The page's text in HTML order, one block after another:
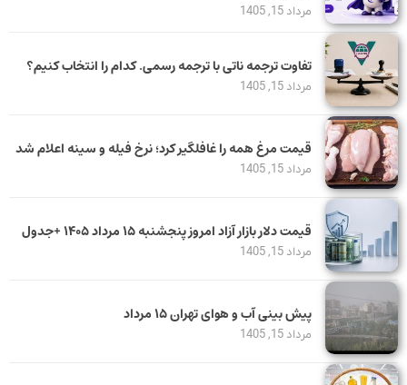
مرداد 15, 1405
تفاوت ترجمه ناتی با ترجمه رسمی. کدام را انتخاب کنیم؟
مرداد 15, 1405
قیمت مرغ همه را غافلگیر کرد؛ نرخ فیله و سینه اعلام شد
مرداد 15, 1405
قیمت دلار بازار آزاد امروز پنجشنبه ۱۵ مرداد ۱۴۰۵ +جدول
مرداد 15, 1405
پیش بینی آب و هوای تهران ۱۵ مرداد
مرداد 15, 1405